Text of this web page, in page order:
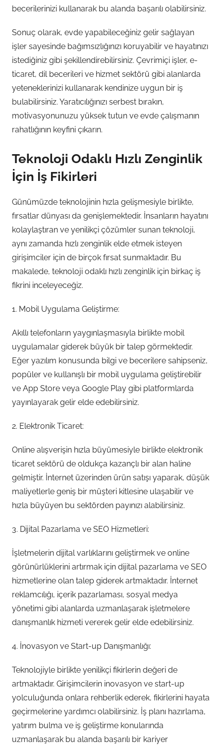
becerilerinizi kullanarak bu alanda başarılı olabilirsiniz.
Sonuç olarak, evde yapabileceğiniz gelir sağlayan
işler sayesinde bağımsızlığınızı koruyabilir ve hayatınızı
istediğiniz gibi şekillendirebilirsiniz. Çevrimiçi işler, e-
ticaret, dil becerileri ve hizmet sektörü gibi alanlarda
yeteneklerinizi kullanarak kendinize uygun bir iş
bulabilirsiniz. Yaratıcılığınızı serbest bırakın,
motivasyonunuzu yüksek tutun ve evde çalışmanın
rahatlığının keyfini çıkarın.
Teknoloji Odaklı Hızlı Zenginlik
İçin İş Fikirleri
Günümüzde teknolojinin hızla gelişmesiyle birlikte,
fırsatlar dünyası da genişlemektedir. İnsanların hayatını
kolaylaştıran ve yenilikçi çözümler sunan teknoloji,
aynı zamanda hızlı zenginlik elde etmek isteyen
girişimciler için de birçok fırsat sunmaktadır. Bu
makalede, teknoloji odaklı hızlı zenginlik için birkaç iş
fikrini inceleyeceğiz.
1. Mobil Uygulama Geliştirme:
Akıllı telefonların yaygınlaşmasıyla birlikte mobil
uygulamalar giderek büyük bir talep görmektedir.
Eğer yazılım konusunda bilgi ve becerilere sahipseniz,
popüler ve kullanışlı bir mobil uygulama geliştirebilir
ve App Store veya Google Play gibi platformlarda
yayınlayarak gelir elde edebilirsiniz.
2. Elektronik Ticaret:
Online alışverişin hızla büyümesiyle birlikte elektronik
ticaret sektörü de oldukça kazançlı bir alan haline
gelmiştir. İnternet üzerinden ürün satışı yaparak, düşük
maliyetlerle geniş bir müşteri kitlesine ulaşabilir ve
hızla büyüyen bu sektörden payınızı alabilirsiniz.
3. Dijital Pazarlama ve SEO Hizmetleri:
İşletmelerin dijital varlıklarını geliştirmek ve online
görünürlüklerini artırmak için dijital pazarlama ve SEO
hizmetlerine olan talep giderek artmaktadır. İnternet
reklamcılığı, içerik pazarlaması, sosyal medya
yönetimi gibi alanlarda uzmanlaşarak işletmelere
danışmanlık hizmeti vererek gelir elde edebilirsiniz.
4. İnovasyon ve Start-up Danışmanlığı:
Teknolojiyle birlikte yenilikçi fikirlerin değeri de
artmaktadır. Girişimcilerin inovasyon ve start-up
yolculuğunda onlara rehberlik ederek, fikirlerini hayata
geçirmelerine yardımcı olabilirsiniz. İş planı hazırlama,
yatırım bulma ve iş geliştirme konularında
uzmanlaşarak bu alanda başarılı bir kariyer